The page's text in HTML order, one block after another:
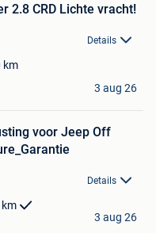
2.8 CRD Lichte vracht!
Details
km
3 aug 26
voor Jeep Off
Details
km
3 aug 26